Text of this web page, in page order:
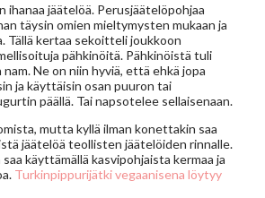
ihanaa jäätelöä. Perusjäätelöpohjaa
täysin omien mieltymysten mukaan ja
Tällä kertaa sekoitteli joukkoon
pähkinöitä. Pähkinöistä tuli
Ne on niin hyviä, että ehkä jopa
ja käyttäisin osan puuron tai
päällä. Tai napsotelee sellaisenaan.
mutta kyllä ilman konettakin saa
jäätelöä teollisten jäätelöiden rinnalle.
käyttämällä kasvipohjaista kermaa ja
Turkinpippurijätki vegaanisena löytyy